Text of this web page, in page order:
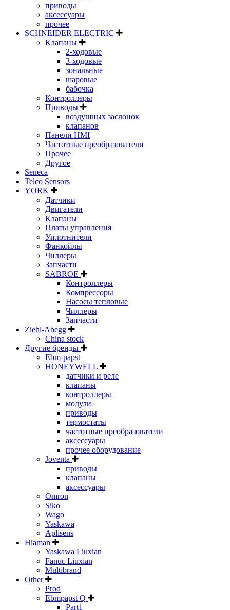
приводы
аксессуары
прочее
SCHNEIDER ELECTRIC
Клапаны
2-ходовые
3-ходовые
зональные
шаровые
бабочка
Контроллеры
Приводы
воздушных заслонок
клапанов
Панели HMI
Частотные преобразователи
Прочее
Другое
Seneca
Telco Sensors
YORK
Датчики
Двигатели
Клапаны
Платы управления
Уплотнители
Фанкойлы
Чиллеры
Запчасти
SABROE
Контроллеры
Компрессоры
Насосы тепловые
Чиллеры
Запчасти
Ziehl-Abegg
China stock
Другие бренды
Ebm-papst
HONEYWELL
датчики и реле
клапаны
контроллеры
модули
приводы
термостаты
частотные преобразователи
аксессуары
прочее оборудование
Joventa
приводы
клапаны
аксессуары
Omron
Siko
Wago
Yaskawa
Aplisens
Hiaman
Yaskawa Liuxian
Fanuc Liuxian
Multibrand
Other
Prod
Ebmpapst Q
Part1